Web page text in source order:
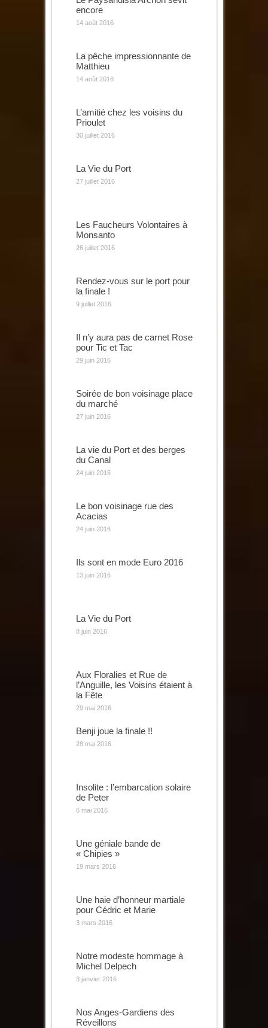
encore
14 août 2016
La pêche impressionnante de
Matthieu
14 août 2016
L’amitié chez les voisins du
Prioulet
30 juillet 2016
La Vie du Port
27 juillet 2016
Les Faucheurs Volontaires à
Monsanto
26 juillet 2016
Rendez-vous sur le port pour
la finale !
9 juillet 2016
Il n’y aura pas de carnet Rose
pour Tic et Tac
29 juin 2016
Soirée de bon voisinage place
du marché
27 juin 2016
La vie du Port et des berges
du Canal
24 juin 2016
Le bon voisinage rue des
Acacias
24 juin 2016
Ils sont en mode Euro 2016
13 juin 2016
La Vie du Port
8 juin 2016
Aux Floralies et Rue de
l’Anguille, les Voisins étaient à
la Fête
29 mai 2016
Benji joue la finale !!
28 mai 2016
Insolite : l’embarcation solaire
de Peter
6 mai 2016
Une géniale bande de
« Chipies »
19 mars 2016
Une haie d’honneur martiale
pour Cédric et Marie
3 mars 2016
Notre modeste hommage à
Michel Delpech
3 janvier 2016
Nos Anges-Gardiens des
Réveillons